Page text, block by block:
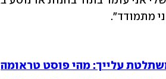
מתמודד".
עלייך: מהי פוסט טראומה